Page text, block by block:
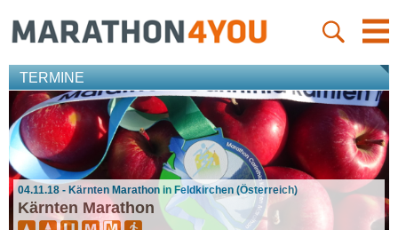
TERMINE
04.11.18 - Kärnten Marathon in Feldkirchen (Österreich)
Kärnten Marathon